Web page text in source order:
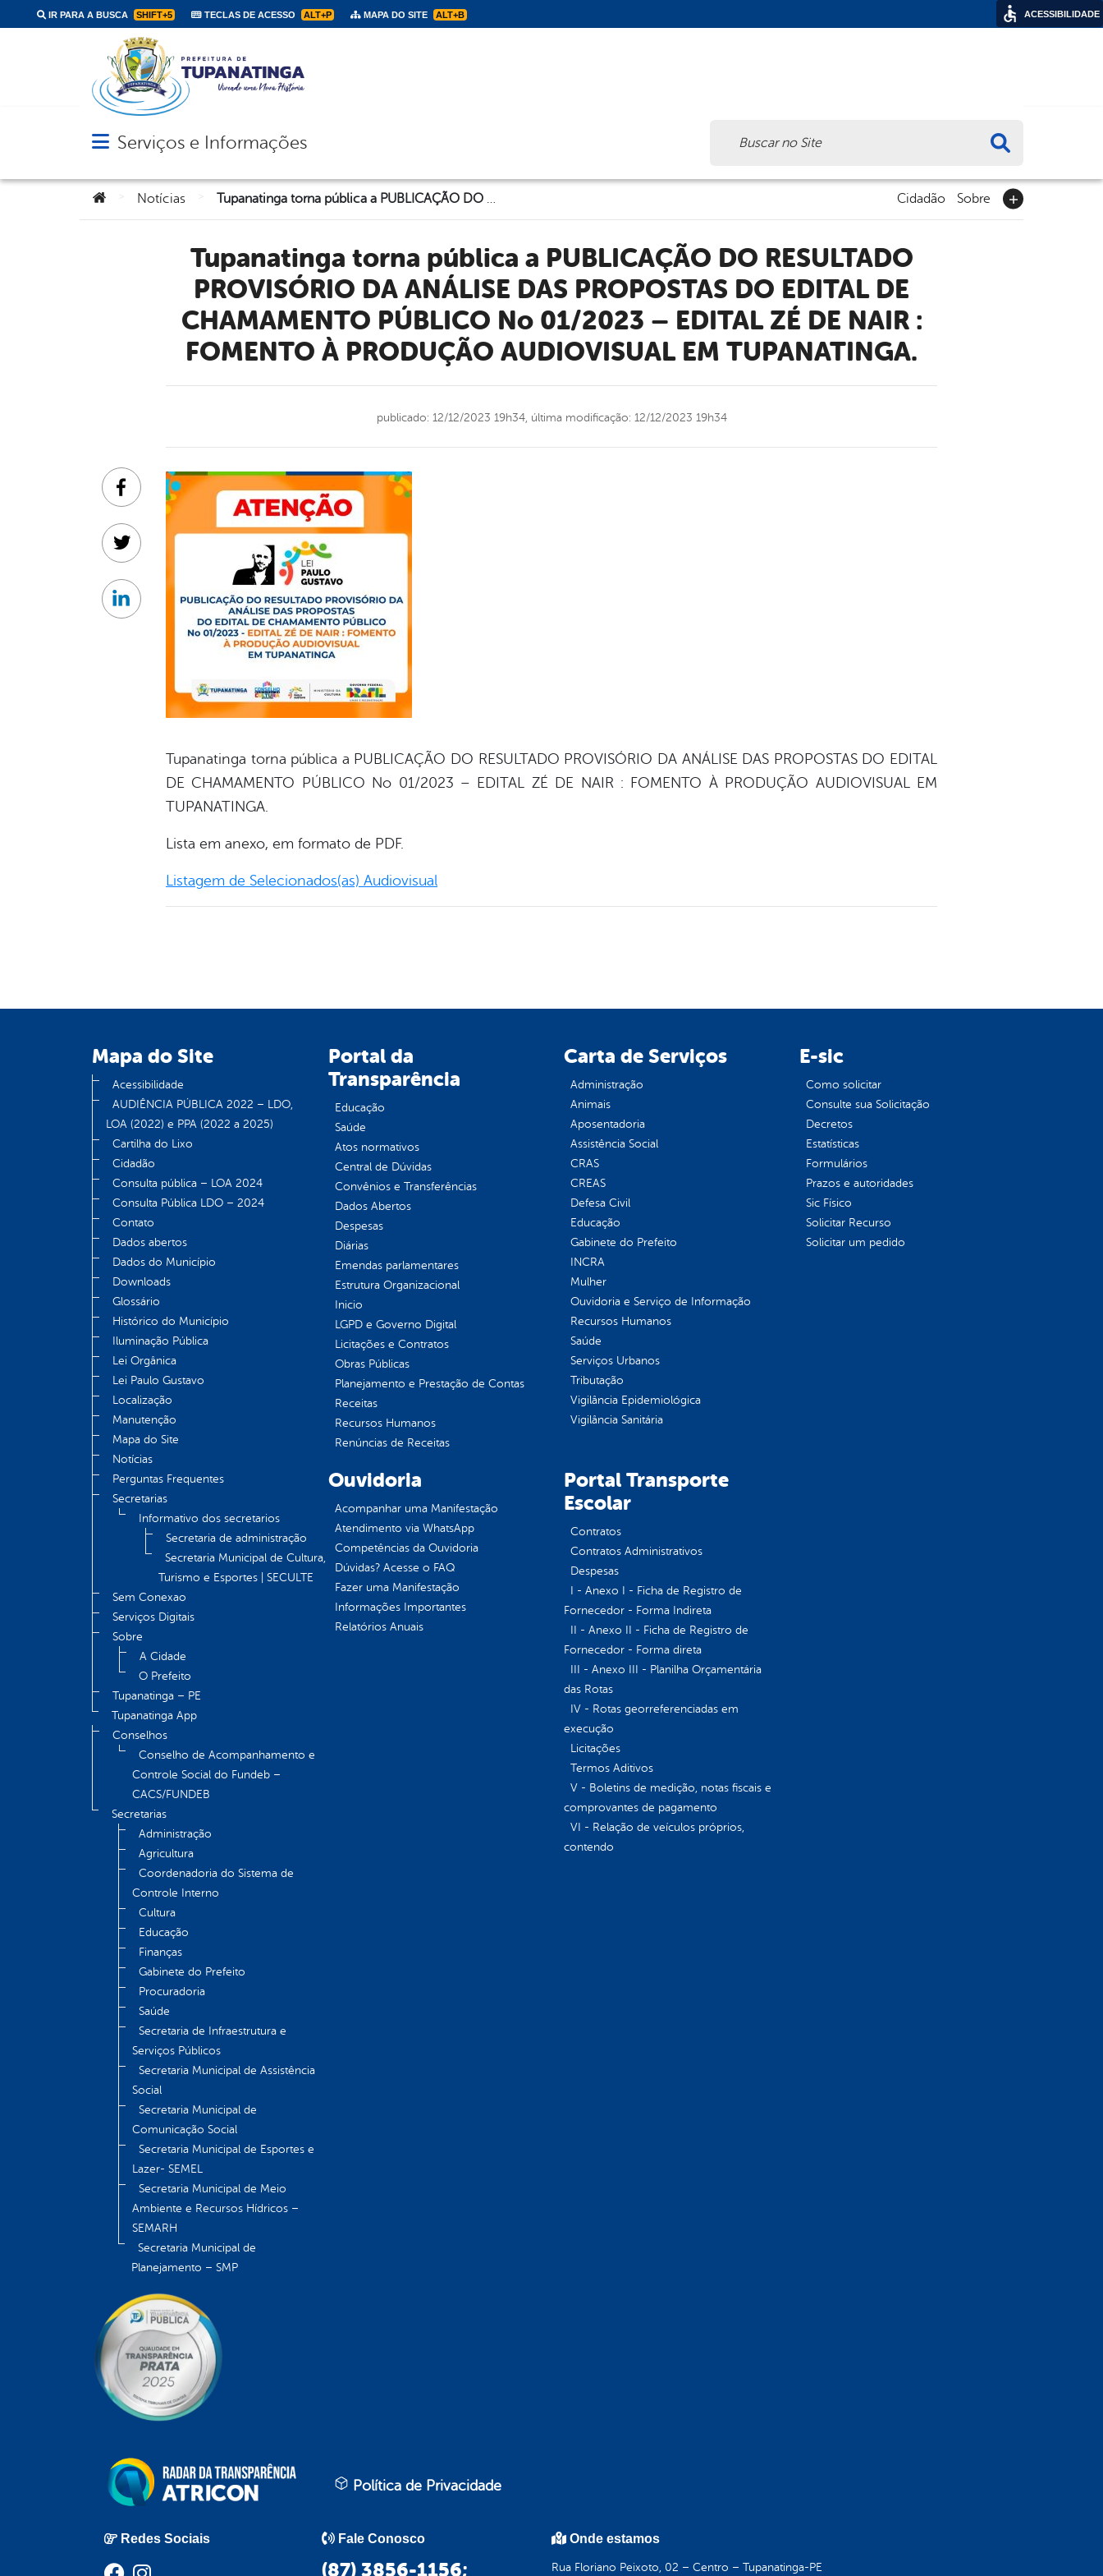
IR PARA A BUSCA SHIFT+5 TECLAS DE ACESSO ALT+P MAPA DO SITE ALT+B
Abrir menu principal de navegação
Serviços e Informações
Você está aqui:
Notícias Tupanatinga torna pública a PUBLICAÇÃO DO RESULTADO PROVISÓRIO DA ANÁLISE DAS PROPOSTAS DO EDITAL DE CHAMAMENTO PÚBLICO No 01/2023 – EDITAL ZÉ DE NAIR : FOMENTO À PRODUÇÃO AUDIOVISUAL EM TUPANATINGA. Cidadão Sobre
Tupanatinga torna pública a PUBLICAÇÃO DO RESULTADO
PROVISÓRIO DA ANÁLISE DAS PROPOSTAS DO EDITAL DE
CHAMAMENTO PÚBLICO No 01/2023 – EDITAL ZÉ DE NAIR :
FOMENTO À PRODUÇÃO AUDIOVISUAL EM TUPANATINGA.
publicado: 12/12/2023 19h34, última modificação: 12/12/2023 19h34
Tupanatinga torna pública a PUBLICAÇÃO DO RESULTADO PROVISÓRIO DA ANÁLISE DAS PROPOSTAS DO EDITAL
DE CHAMAMENTO PÚBLICO No 01/2023 – EDITAL ZÉ DE NAIR : FOMENTO À PRODUÇÃO AUDIOVISUAL EM
TUPANATINGA.
Lista em anexo, em formato de PDF.
Listagem de Selecionados(as) Audiovisual
Facebook
Twitter
Linkedin
Mapa do Site
Acessibilidade
AUDIÊNCIA PÚBLICA 2022 – LDO,
LOA (2022) e PPA (2022 a 2025)
Cartilha do Lixo
Cidadão
Consulta pública – LOA 2024
Consulta Pública LDO – 2024
Contato
Dados abertos
Dados do Município
Downloads
Glossário
Histórico do Município
Iluminação Pública
Lei Orgânica
Lei Paulo Gustavo
Localização
Manutenção
Mapa do Site
Notícias
Perguntas Frequentes
Secretarias
Informativo dos secretarios
Secretaria de administração
Secretaria Municipal de Cultura,
Turismo e Esportes | SECULTE
Sem Conexao
Serviços Digitais
Sobre
A Cidade
O Prefeito
Tupanatinga – PE
Tupanatinga App
Conselhos
Conselho de Acompanhamento e
Controle Social do Fundeb –
CACS/FUNDEB
Secretarias
Administração
Agricultura
Coordenadoria do Sistema de
Controle Interno
Cultura
Educação
Finanças
Gabinete do Prefeito
Procuradoria
Saúde
Secretaria de Infraestrutura e
Serviços Públicos
Secretaria Municipal de Assistência
Social
Secretaria Municipal de
Comunicação Social
Secretaria Municipal de Esportes e
Lazer- SEMEL
Secretaria Municipal de Meio
Ambiente e Recursos Hídricos –
SEMARH
Secretaria Municipal de
Planejamento – SMP
Portal da
Transparência
Educação
Saúde
Atos normativos
Central de Dúvidas
Convênios e Transferências
Dados Abertos
Despesas
Diárias
Emendas parlamentares
Estrutura Organizacional
Inicio
LGPD e Governo Digital
Licitações e Contratos
Obras Públicas
Planejamento e Prestação de Contas
Receitas
Recursos Humanos
Renúncias de Receitas
Carta de Serviços
Administração
Animais
Aposentadoria
Assistência Social
CRAS
CREAS
Defesa Civil
Educação
Gabinete do Prefeito
INCRA
Mulher
Ouvidoria e Serviço de Informação
Recursos Humanos
Saúde
Serviços Urbanos
Tributação
Vigilância Epidemiológica
Vigilância Sanitária
E-sic
Como solicitar
Consulte sua Solicitação
Decretos
Estatísticas
Formulários
Prazos e autoridades
Sic Físico
Solicitar Recurso
Solicitar um pedido
Ouvidoria
Acompanhar uma Manifestação
Atendimento via WhatsApp
Competências da Ouvidoria
Dúvidas? Acesse o FAQ
Fazer uma Manifestação
Informações Importantes
Relatórios Anuais
Portal Transporte
Escolar
Contratos
Contratos Administrativos
Despesas
I - Anexo I - Ficha de Registro de
Fornecedor - Forma Indireta
II - Anexo II - Ficha de Registro de
Fornecedor - Forma direta
III - Anexo III - Planilha Orçamentária
das Rotas
IV - Rotas georreferenciadas em
execução
Licitações
Termos Aditivos
V - Boletins de medição, notas fiscais e
comprovantes de pagamento
VI - Relação de veículos próprios,
contendo
Política de Privacidade
Redes Sociais Fale Conosco
(87) 3856-1156;
Onde estamos
Rua Floriano Peixoto, 02 – Centro – Tupanatinga-PE
ACESSIBILIDADE